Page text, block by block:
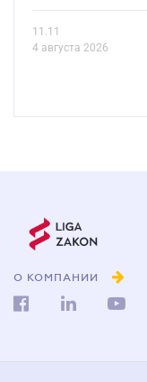
11.11
4 августа 2026
О КОМПАНИИ